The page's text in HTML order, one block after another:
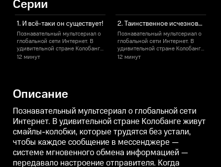
Серии
1. И всё-таки он существует!
Познавательный мультсериал о
глобальной сети Интернет. В
удивительной стране Колобанге
живут смайлы-колобки, которые
информацией — передавало
настроение отправителя. Когда
выдаётся свободная минутка,
озорные эмодзи общаются
между собой и проводят время
в местном парке развлечений.
Но однажды колобки-
помощники узнают, что
Колобанга является частью
огромной вселенной под
12 минут
2. Таинственное исчезновение
Познавательный мультсериал о
глобальной сети Интернет. В
удивительной стране Колобанге
живут смайлы-колобки, которые
выдаётся свободная минутка,
озорные эмодзи общаются
между собой и проводят время
в местном парке развлечений.
Но однажды колобки-
помощники узнают, что
Колобанга является частью
огромной вселенной под
12 минут
Описание
Познавательный мультсериал о глобальной сети
Интернет. В удивительной стране Колобанге живут
смайлы-колобки, которые трудятся без устали,
чтобы каждое сообщение в мессенджере —
системе мгновенного обмена информацией —
передавало настроение отправителя. Когда